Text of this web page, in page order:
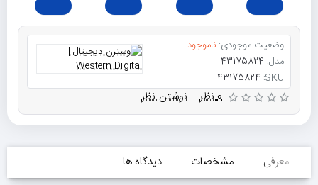
وضعیت موجودی: ناموجود
مدل: 43175824
SKU:
43175824
0 نظر - نوشتن نظر
معرفی مشخصات
دیدگاه ها